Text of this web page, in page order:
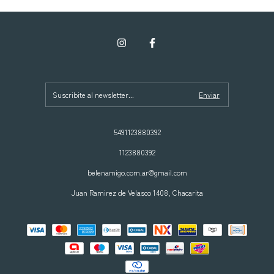
5491123880392
1123880392
belenamigo.com.ar@gmail.com
Juan Ramirez de Velasco 1408, Chacarita